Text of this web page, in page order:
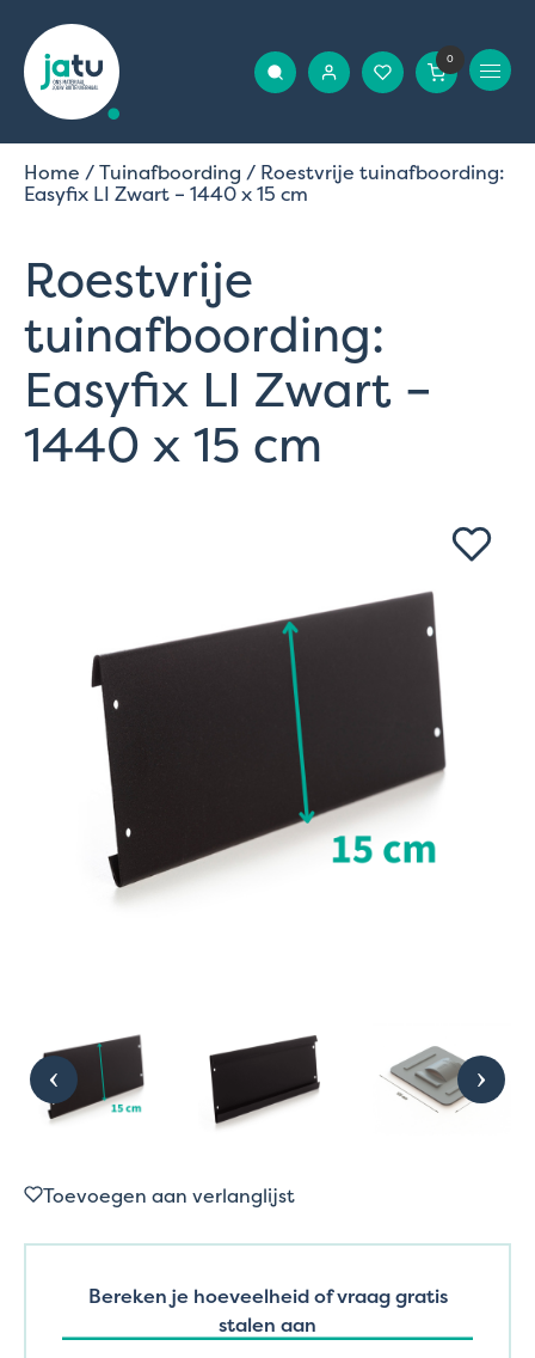
0
Home /Tuinafboording / Roestvrije tuinafboording:
Easyfix LI Zwart – 1440 x 15 cm
Roestvrije
tuinafboording:
Easyfix LI Zwart –
1440 x 15 cm
Toevoegen aan verlanglijst
Bereken je hoeveelheid of vraag gratis
stalen aan